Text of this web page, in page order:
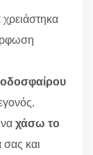
χάσω το
σας και